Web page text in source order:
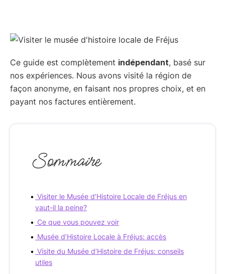
Ce guide est complètement indépendant, basé sur
nos expériences. Nous avons visité la région de
façon anonyme, en faisant nos propres choix, et en
payant nos factures entièrement.
Sommaire
Visiter le Musée d’Histoire Locale de Fréjus en
vaut-il la peine?
Ce que vous pouvez voir
Musée d’Histoire Locale à Fréjus: accès
Visite du Musée d’Histoire de Fréjus: conseils
utiles